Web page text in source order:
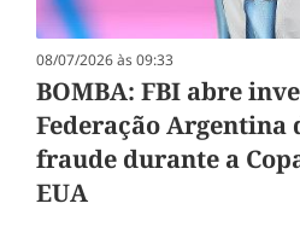
08/07/2026 às 09:33
BOMBA: FBI abre
Federação Argentina
fraude durante a
EUA